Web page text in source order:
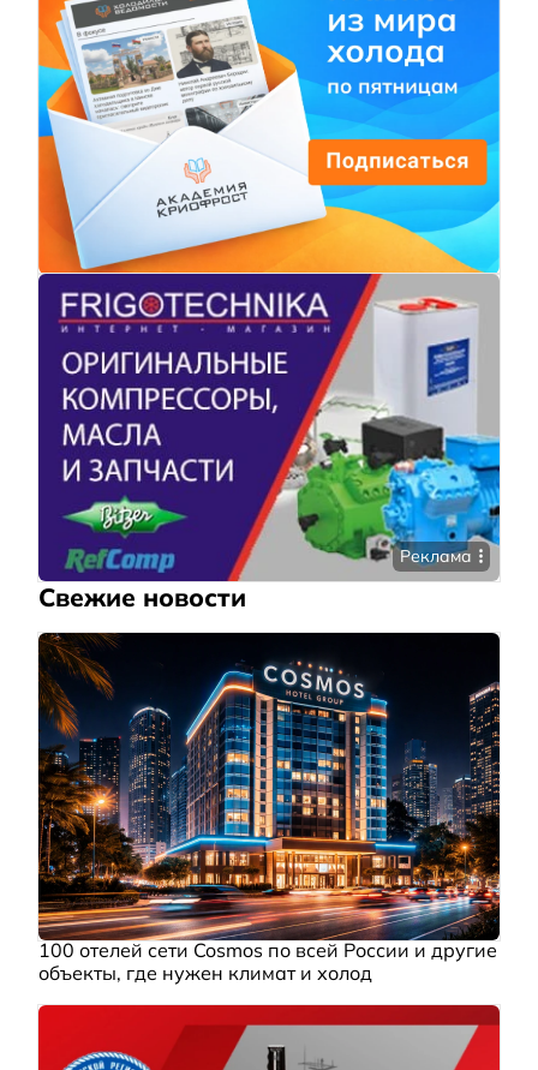
Реклама
Свежие новости
100 отелей сети Cosmos по всей России и другие
объекты, где нужен климат и холод